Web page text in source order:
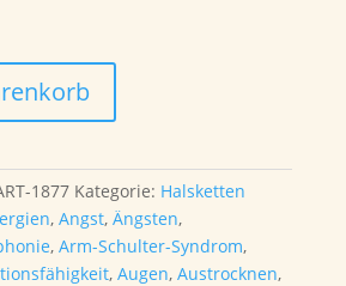
1877 Kategorie: Halsketten
, Angst, Ängsten,
, Arm-Schulter-Syndrom,
, Augen, Austrocknen,